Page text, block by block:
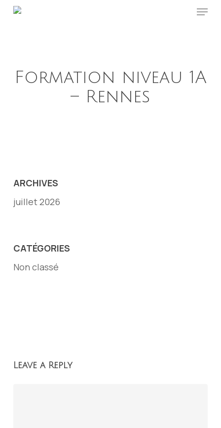
Skip
Menu
Formation niveau 1A
– Rennes
ARCHIVES
juillet 2026
CATÉGORIES
Non classé
Leave a Reply